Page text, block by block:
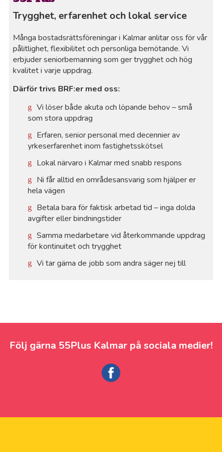
Trygghet, erfarenhet och lokal service
Många bostadsrättsföreningar i Kalmar anlitar oss för vår
pålitlighet, flexibilitet och personliga bemötande. Vi
erbjuder seniorbemanning som ger trygghet och hög
kvalitet i varje uppdrag.
Därför trivs BRF:er med oss:
Vi löser både akuta och löpande behov – små
som stora uppdrag
Erfaren, senior personal med decennier av
yrkeserfarenhet inom fastighetsskötsel
Lokal närvaro i Kalmar med snabb respons
Ni får alltid en områdesansvarig som hjälper er
hela vägen
Betala bara för faktisk arbetad tid – inga dolda
avgifter eller bindningstider
Samma medarbetare vid återkommande uppdrag
för kontinuitet och trygghet
Vi tar gärna de jobb som andra säger nej till
Följ gärna 55Plus Kalmar på sociala medier!